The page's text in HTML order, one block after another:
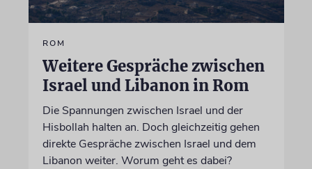
ROM
Weitere Gespräche zwischen
Israel und Libanon in Rom
Die Spannungen zwischen Israel und der
Hisbollah halten an. Doch gleichzeitig gehen
direkte Gespräche zwischen Israel und dem
Libanon weiter. Worum geht es dabei?